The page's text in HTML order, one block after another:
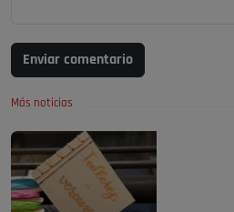
Enviar comentario
Más noticias